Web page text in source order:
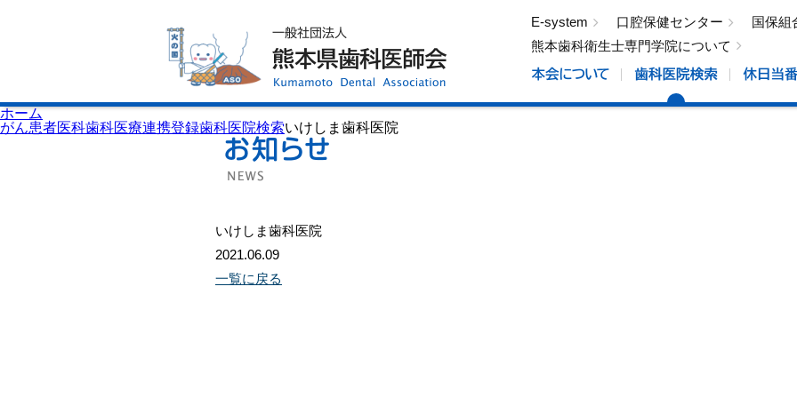
E-system 口腔保健センター
国保組
熊本歯科衛生士専門学院について
ホーム
がん患者医科歯科医療連携登録歯科医院検索いけしま歯科医院
いけしま歯科医院
2021.06.09
一覧に戻る
歯科医院検索
休日当番医
イベント案内
歯の豆知識
口腔保健センター
国保組合からのお知らせ
熊本歯科衛生士専門学院
会員専用ページ
プライバシーポリシー
サイトマップ